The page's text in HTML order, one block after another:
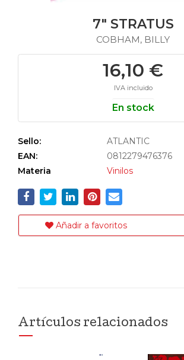
7" STRATUS
COBHAM, BILLY
16,10 €
IVA incluido
En stock
Sello:
ATLANTIC
EAN:
0812279476376
Materia
Vinilos
Añadir a favoritos
Artículos relacionados